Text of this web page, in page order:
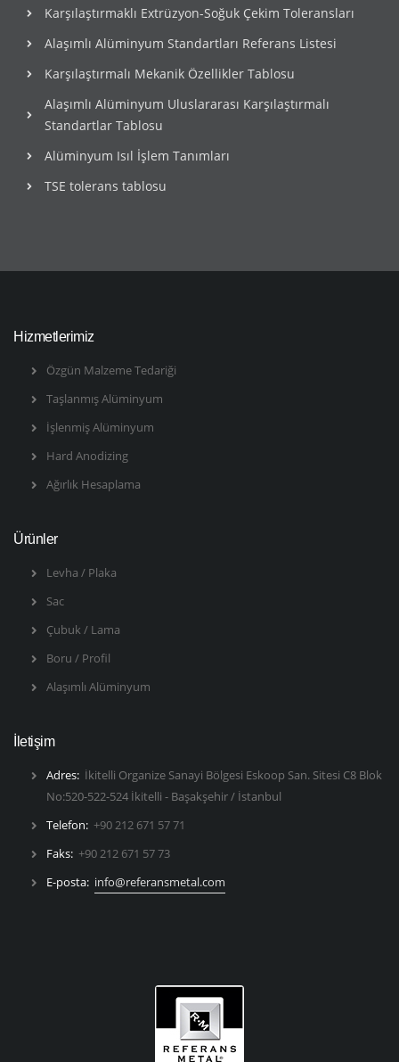
Karşılaştırmaklı Extrüzyon-Soğuk Çekim Toleransları
Alaşımlı Alüminyum Standartları Referans Listesi
Karşılaştırmalı Mekanik Özellikler Tablosu
Alaşımlı Alüminyum Uluslararası Karşılaştırmalı
Standartlar Tablosu
Alüminyum Isıl İşlem Tanımları
TSE tolerans tablosu
Hizmetlerimiz
Özgün Malzeme Tedariği
Taşlanmış Alüminyum
İşlenmiş Alüminyum
Hard Anodizing
Ağırlık Hesaplama
Ürünler
Levha / Plaka
Sac
Çubuk / Lama
Boru / Profil
Alaşımlı Alüminyum
İletişim
Adres: İkitelli Organize Sanayi Bölgesi Eskoop San. Sitesi C8 Blok
No:520-522-524 İkitelli - Başakşehir / İstanbul
Telefon: +90 212 671 57 71
Faks: +90 212 671 57 73
E-posta: info@referansmetal.com